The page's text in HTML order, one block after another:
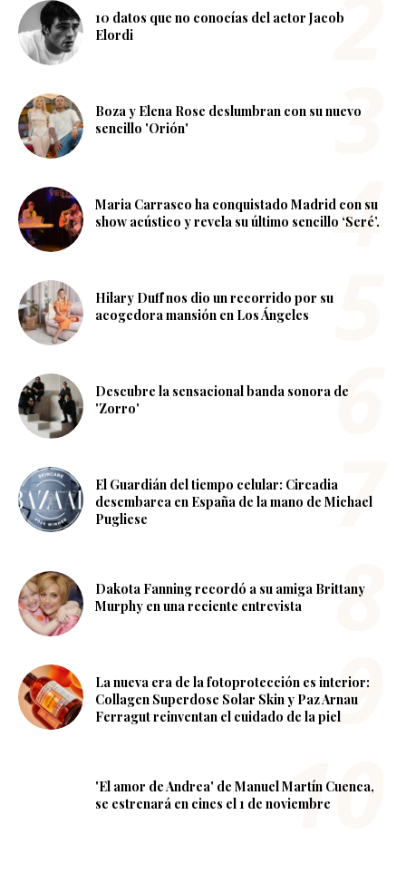
10 datos que no conocías del actor Jacob
Elordi
Boza y Elena Rose deslumbran con su nuevo
sencillo 'Orión'
Maria Carrasco ha conquistado Madrid con su
show acústico y revela su último sencillo ‘Seré’.
Hilary Duff nos dio un recorrido por su
acogedora mansión en Los Ángeles
Descubre la sensacional banda sonora de
'Zorro'
El Guardián del tiempo celular: Circadia
desembarca en España de la mano de Michael
Pugliese
Dakota Fanning recordó a su amiga Brittany
Murphy en una reciente entrevista
La nueva era de la fotoprotección es interior:
Collagen Superdose Solar Skin y Paz Arnau
Ferragut reinventan el cuidado de la piel
'El amor de Andrea' de Manuel Martín Cuenca,
se estrenará en cines el 1 de noviembre